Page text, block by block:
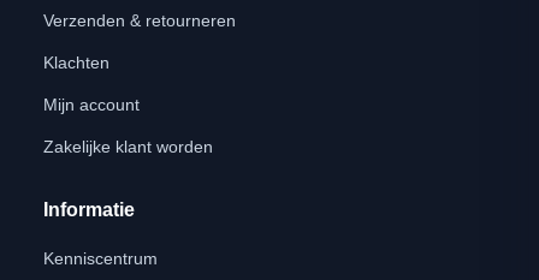
Verzenden & retourneren
Klachten
Mijn account
Zakelijke klant worden
Informatie
Kenniscentrum